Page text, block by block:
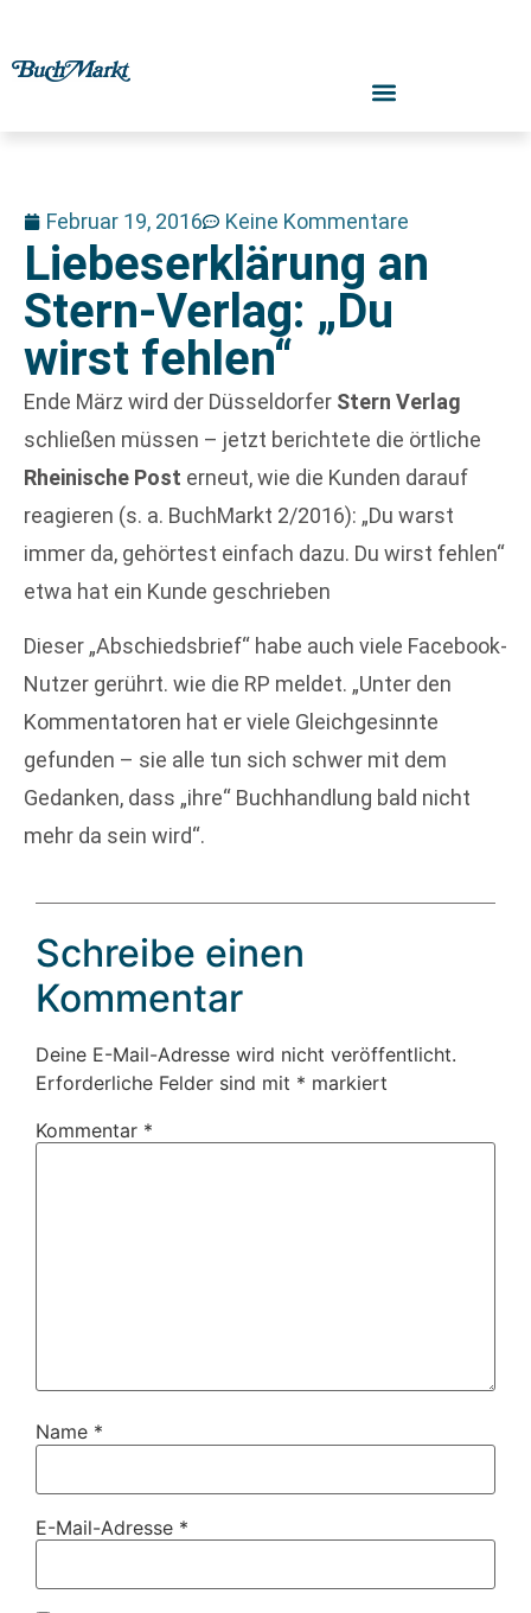
Februar 19, 2016 Keine Kommentare
Liebeserklärung an
Stern-Verlag: „Du
wirst fehlen“
Ende März wird der Düsseldorfer Stern Verlag
schließen müssen – jetzt berichtete die örtliche
Rheinische Post erneut, wie die Kunden darauf
reagieren (s. a. BuchMarkt 2/2016): „Du warst
immer da, gehörtest einfach dazu. Du wirst fehlen“
etwa hat ein Kunde geschrieben
Dieser „Abschiedsbrief“ habe auch viele Facebook-
Nutzer gerührt. wie die RP meldet. „Unter den
Kommentatoren hat er viele Gleichgesinnte
gefunden – sie alle tun sich schwer mit dem
Gedanken, dass „ihre“ Buchhandlung bald nicht
mehr da sein wird“.
Schreibe einen
Kommentar
Deine E-Mail-Adresse wird nicht veröffentlicht.
Erforderliche Felder sind mit * markiert
Kommentar *
Name *
E-Mail-Adresse *